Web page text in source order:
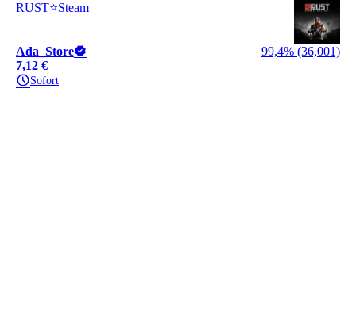
RUST⭐Steam
Ada_Store
99,4% (36,001)
7,12 €
Sofort